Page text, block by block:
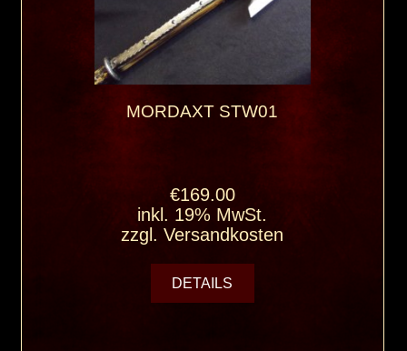
MORDAXT STW01
€169.00
inkl. 19% MwSt.
zzgl.Versandkosten
DETAILS